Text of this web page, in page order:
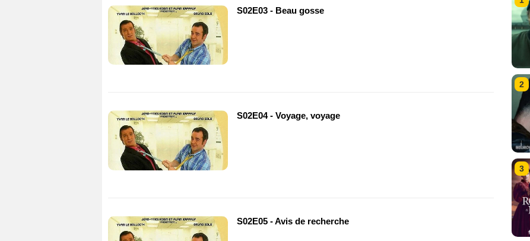
S02E03 - Beau gosse
S02E04 - Voyage, voyage
S02E05 - Avis de recherche
2
3